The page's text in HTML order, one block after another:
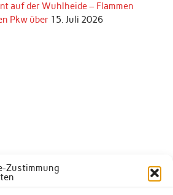
Zustimmung
auf der Wuhlheide – Flammen
Pkw über 15. Juli 2026